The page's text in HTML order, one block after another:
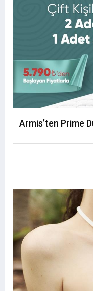
Armis’ten Prime